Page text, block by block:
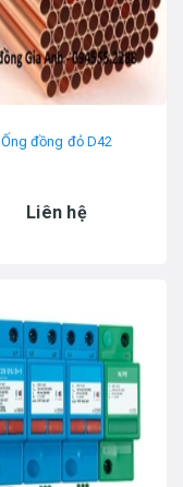
Ống đồng đỏ D42
Liên hệ